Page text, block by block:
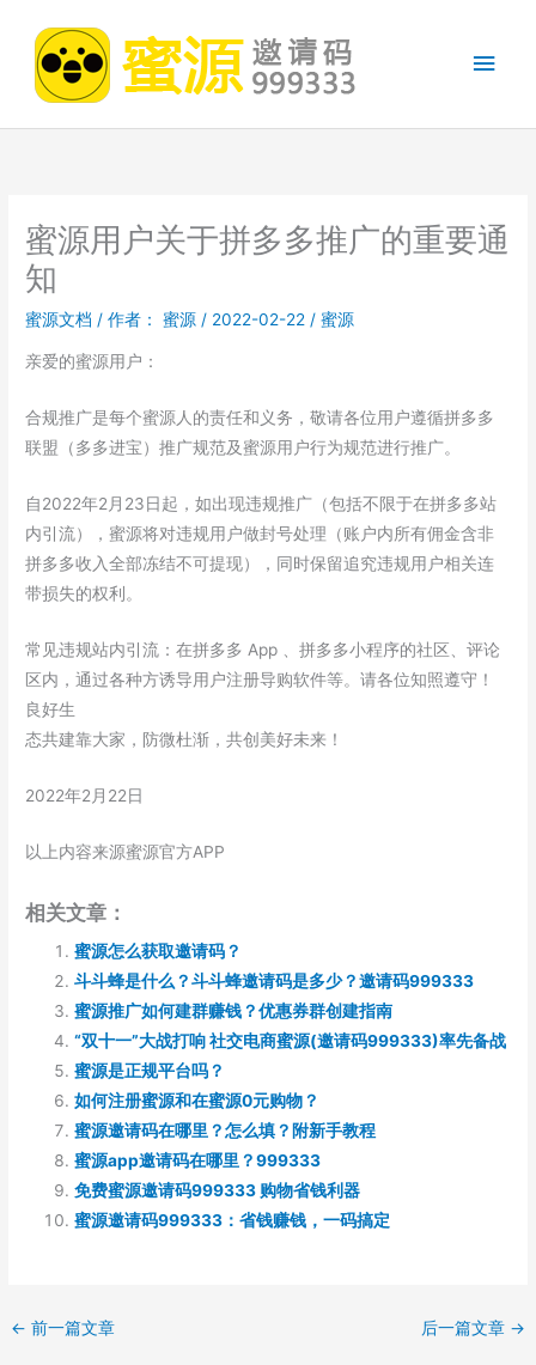
主
蜜源用户关于拼多多推广的重要通
知
蜜源文档 / 作者： 蜜源 / 2022-02-22 /蜜源
亲爱的蜜源用户：
合规推广是每个蜜源人的责任和义务，敬请各位用户遵循拼多多
联盟（多多进宝）推广规范及蜜源用户行为规范进行推广。
自2022年2月23日起，如出现违规推广（包括不限于在拼多多站
内引流），蜜源将对违规用户做封号处理（账户内所有佣金含非
拼多多收入全部冻结不可提现），同时保留追究违规用户相关连
带损失的权利。
常见违规站内引流：在拼多多 App 、拼多多小程序的社区、评论
区内，通过各种方诱导用户注册导购软件等。请各位知照遵守！
良好生
态共建靠大家，防微杜渐，共创美好未来！
2022年2月22日
以上内容来源蜜源官方APP
相关文章：
蜜源怎么获取邀请码？
斗斗蜂是什么？斗斗蜂邀请码是多少？邀请码999333
蜜源推广如何建群赚钱？优惠券群创建指南
“双十一”大战打响 社交电商蜜源(邀请码999333)率先备战
蜜源是正规平台吗？
如何注册蜜源和在蜜源0元购物？
蜜源邀请码在哪里？怎么填？附新手教程
蜜源app邀请码在哪里？999333
免费蜜源邀请码999333 购物省钱利器
蜜源邀请码999333：省钱赚钱，一码搞定
← 前一篇文章 后一篇文章 →